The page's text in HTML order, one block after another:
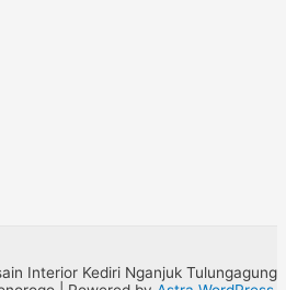
Interior Kediri Nganjuk Tulungagung